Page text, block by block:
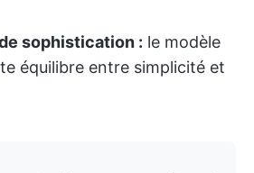
sophistication : le modèle
équilibre entre simplicité et